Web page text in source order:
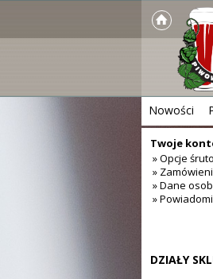
Nowości
Twoje
» Opcje
»
» Dane
»
DZIAŁY